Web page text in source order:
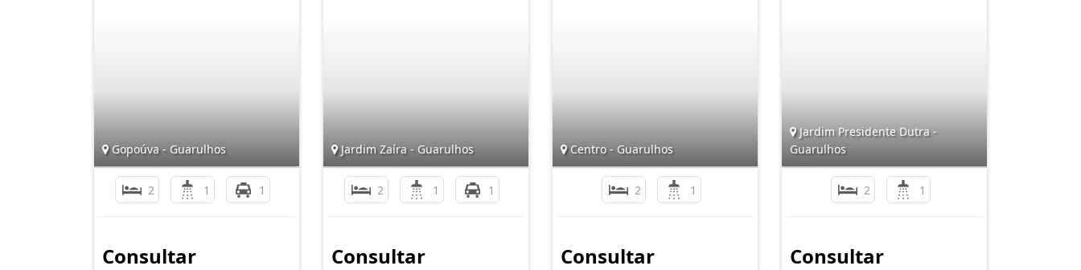
Gopoúva - Guarulhos
2 1 1
Consultar
Jardim Zaíra - Guarulhos
2 1 1
Consultar
Centro - Guarulhos
2 1
Consultar
Jardim Presidente Dutra -
Guarulhos
2 1
Consultar